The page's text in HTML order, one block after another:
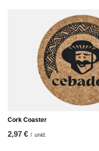
Cork Coaster
2,97 € / unid.